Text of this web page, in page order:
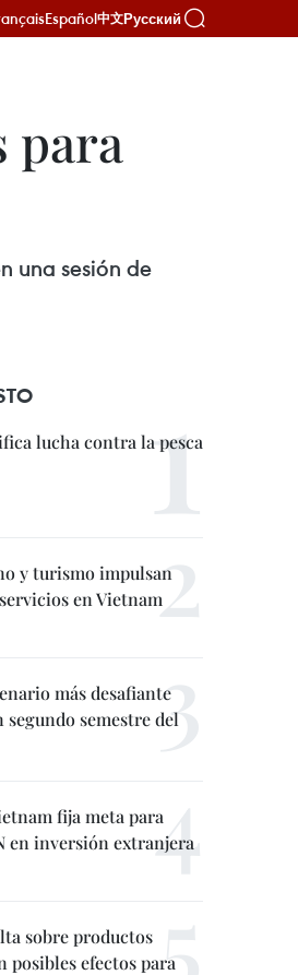
Español中文Русский
para
una sesión de
lucha contra la pesca
y turismo impulsan
en Vietnam
más desafiante
segundo semestre del
fija meta para
en inversión extranjera
sobre productos
posibles efectos para